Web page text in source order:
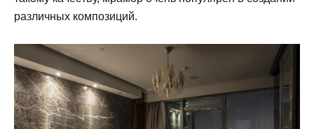
различных композиций.